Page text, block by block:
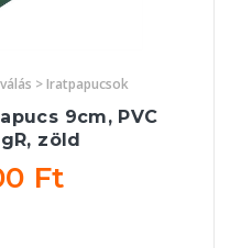
> Iratpapucsok
9cm, PVC
zöld
Ft